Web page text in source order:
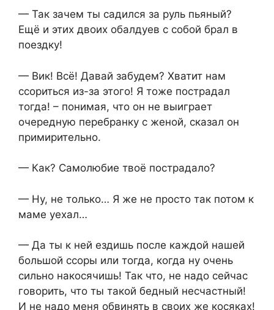
— Так зачем ты садился за руль пьяный?
Ещё и этих двоих обалдуев с собой брал в
поездку!
— Вик! Всё! Давай забудем? Хватит нам
ссориться из-за этого! Я тоже пострадал
тогда! – понимая, что он не выиграет
очередную перебранку с женой, сказал он
примирительно.
— Как? Самолюбие твоё пострадало?
— Ну, не только… Я же не просто так потом к
маме уехал…
— Да ты к ней ездишь после каждой нашей
большой ссоры или тогда, когда ну очень
сильно накосячишь! Так что, не надо сейчас
говорить, что ты такой бедный несчастный!
И не надо меня обвинять в своих же косяках!